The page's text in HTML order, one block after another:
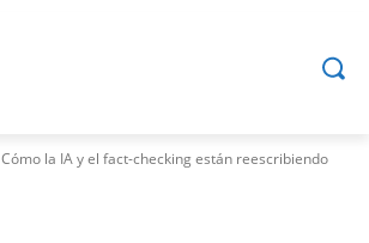
Cómo la IA y el fact-checking están reescribiendo